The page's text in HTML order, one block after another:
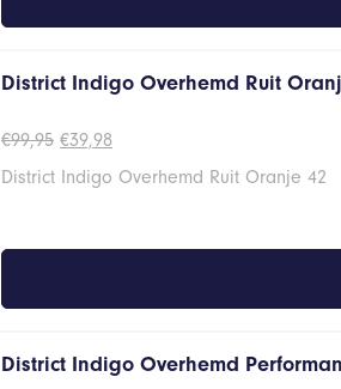
District Indigo Overhemd Ruit
€99,95 Oorspronkelijke
was:
€39,98Huidige
is:
District Indigo Overhemd Ruit Oranje 42
District Indigo Overhemd